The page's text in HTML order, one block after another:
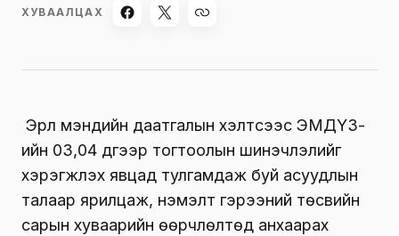
ХУВААЛЦАХ
Эрүүл мэндийн даатгалын хэлтсээс ЭМДҮЗ-
ийн 03,04 дүгээр тогтоолын шинэчлэлийг
хэрэгжүүлэх явцад тулгамдаж буй асуудлын
талаар ярилцаж, нэмэлт гэрээний төсвийн
сарын хуваарийн өөрчлөлтөд анхаарах